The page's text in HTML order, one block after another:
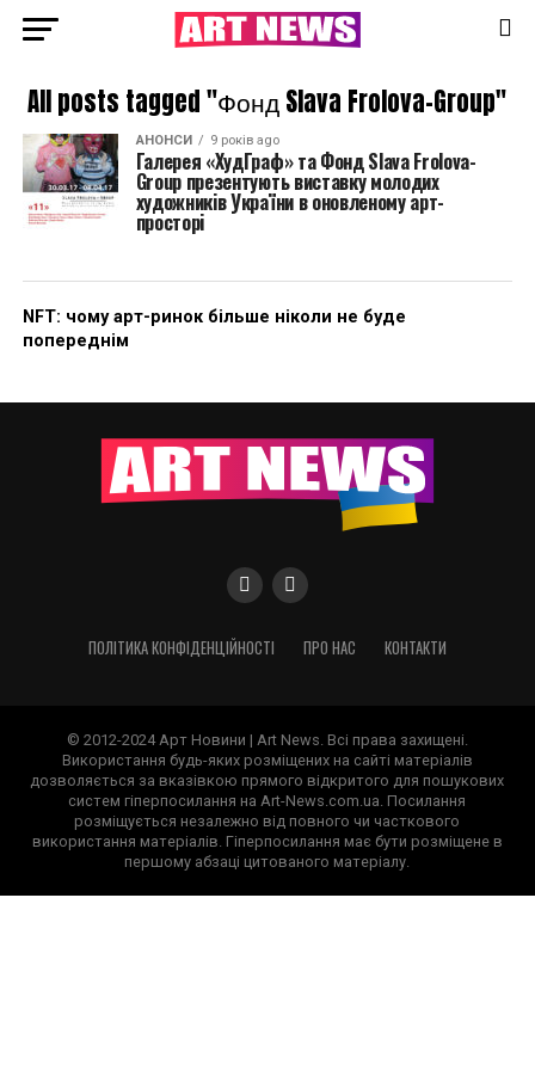
All posts tagged "Фонд Slava Frolova-Group"
АНОНСИ 9 років ago
Галерея «ХудГраф» та Фонд Slava Frolova-
Group презентують виставку молодих
художників України в оновленому арт-
просторі
NFT: чому арт-ринок більше ніколи не буде
попереднім
ПОЛІТИКА КОНФІДЕНЦІЙНОСТІ ПРО НАС КОНТАКТИ
© 2012-2024 Арт Новини | Art News. Всі права захищені.
Використання будь-яких розміщених на сайті матеріалів
дозволяється за вказівкою прямого відкритого для пошукових
систем гіперпосилання на Art-News.com.ua. Посилання
розміщується незалежно від повного чи часткового
використання матеріалів. Гіперпосилання має бути розміщене в
першому абзаці цитованого матеріалу.